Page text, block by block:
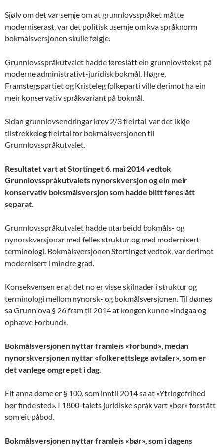
Sjølv om det var semje om at grunnlovsspråket måtte
moderniserast, var det politisk usemje om kva språknorm
bokmålsversjonen skulle følgje.
Grunnlovsspråkutvalet hadde føreslått ein grunnlovstekst på
moderne administrativt-juridisk bokmål. Høgre,
Framstegspartiet og Kristeleg folkeparti ville derimot ha ein
meir konservativ språkvariant på bokmål.
Sidan grunnlovsendringar krev 2/3 fleirtal, var det ikkje
tilstrekkeleg fleirtal for bokmålsversjonen til
Grunnlovsspråkutvalet.
Resultatet vart at Stortinget 6. mai 2014 vedtok
Grunnlovsspråkutvalets nynorskversjon og ein meir
konservativ boksmålsversjon som hadde blitt føreslått
separat.
Grunnlovsspråkutvalet hadde utarbeidd bokmåls- og
nynorskversjonar med felles struktur og med modernisert
terminologi. Bokmålsversjonen Stortinget vedtok, var derimot
modernisert i mindre grad.
Konsekvensen er at det no er visse skilnader i struktur og
terminologi mellom nynorsk- og bokmålsversjonen. Til dømes
sa Grunnlova § 26 fram til 2014 at kongen kunne «indgaa og
ophæve Forbund».
Bokmålsversjonen nyttar framleis «forbund», medan
nynorskversjonen nyttar «folkerettslege avtaler», som er
det vanlege omgrepet i dag.
Eit anna døme er § 100, som inntil 2014 sa at «Ytringdfrihed
bør finde sted». I 1800-talets juridiske språk vart «bør» forstått
som eit påbod.
Bokmålsversjonen nyttar framleis «bør», som i dagens